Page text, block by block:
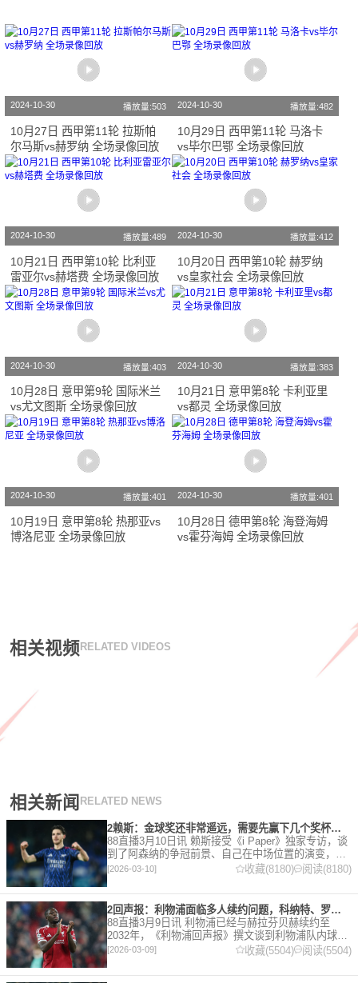
2024-10-30 播放量:503
10月27日 西甲第11轮 拉斯帕
尔马斯vs赫罗纳 全场录像回放
2024-10-30 播放量:482
10月29日 西甲第11轮 马洛卡
vs毕尔巴鄂 全场录像回放
2024-10-30 播放量:489
10月21日 西甲第10轮 比利亚
雷亚尔vs赫塔费 全场录像回放
2024-10-30 播放量:412
10月20日 西甲第10轮 赫罗纳
vs皇家社会 全场录像回放
2024-10-30 播放量:403
10月28日 意甲第9轮 国际米兰
vs尤文图斯 全场录像回放
2024-10-30 播放量:383
10月21日 意甲第8轮 卡利亚里
vs都灵 全场录像回放
2024-10-30 播放量:401
10月19日 意甲第8轮 热那亚vs
博洛尼亚 全场录像回放
2024-10-30 播放量:401
10月28日 德甲第8轮 海登海姆
vs霍芬海姆 全场录像回放
相关视频 RELATED VIDEOS
相关新闻 RELATED NEWS
2赖斯：金球奖还非常遥远，需要先赢下几个奖杯，专注当下好好踢球
88直播3月10日讯 赖斯接受《i Paper》独家专访，谈
到了阿森纳的争冠前景、自己在中场位置的演变，以
及对自己被提名金球奖的看法。 任意球 赖斯：“我们
有一项非常擅长的技能——这背后付出了巨大努力
[2026-03-10] 收藏(8180) 阅读(8180)
2回声报：利物浦面临多人续约问题，科纳特、罗伯逊合同今夏到期
88直播3月9日讯 利物浦已经与赫拉芬贝赫续约至
2032年，《利物浦回声报》撰文谈到利物浦队内球员
的合同情况，文章表示，利物浦多位球员面临合同问
题。 对于利物浦来说，科纳特的合同将在本赛季末到
期，俱乐
[2026-03-09] 收藏(5504) 阅读(5504)